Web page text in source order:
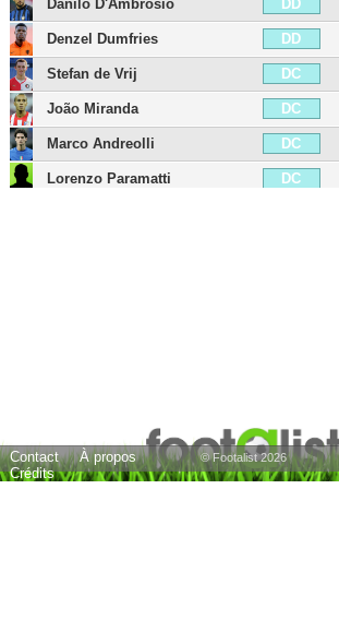
Danilo D'Ambrosio DD
Denzel Dumfries DD
Stefan de Vrij DC
João Miranda DC
Marco Andreolli DC
Lorenzo Paramatti DC
Arturo Vidal MDC
Contact
À propos
Crédits
© Footalist 2026